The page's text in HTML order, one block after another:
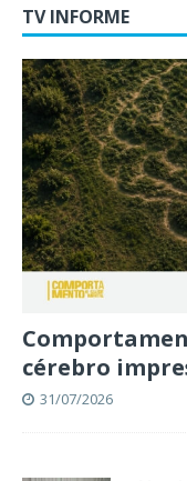
TV INFORME
cérebro
31/07/2026